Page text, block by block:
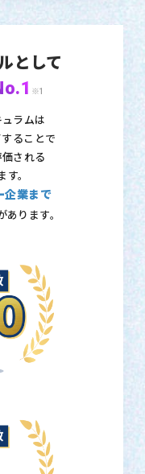
として
※1
ラムは
ることで
される
す。
企業まで
あります。